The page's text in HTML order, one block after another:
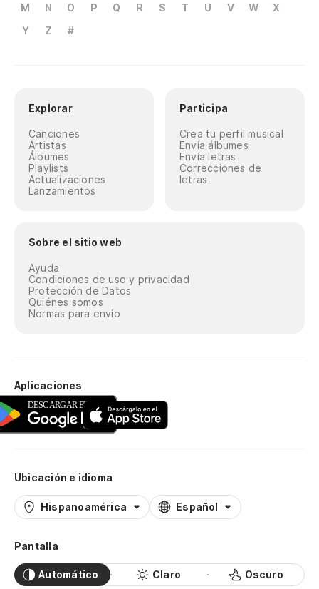
M
N O P Q R S T U V W
X
Y
Z #
Explorar
Canciones
Artistas
Álbumes
Playlists
Actualizaciones
Lanzamientos
Participa
Crea tu perfil musical
Envía álbumes
Envía letras
Correcciones de
letras
Sobre el sitio web
Ayuda
Condiciones de uso y privacidad
Protección de Datos
Quiénes somos
Normas para envío
Aplicaciones
Ubicación e idioma
Hispanoamérica Español
Pantalla
Automático Claro Oscuro